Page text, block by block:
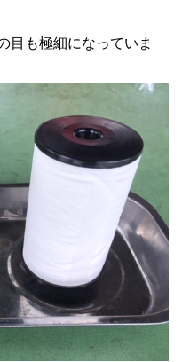
目も極細になっていま